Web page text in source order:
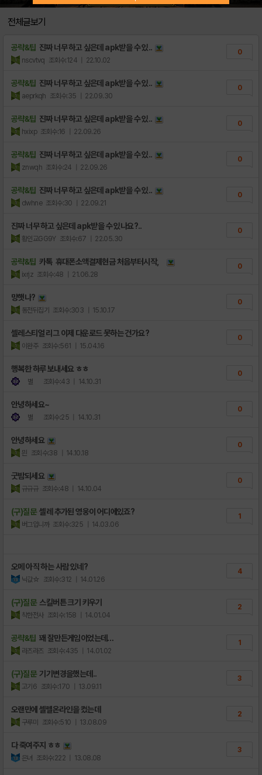
전체글보기
공략&팁 진짜 너무 하고 싶은데 apk받을 수 있..
nscvtvq 조회수:124 | 22.10.02
0
공략&팁 진짜 너무 하고 싶은데 apk받을 수 있..
aeprkqh 조회수:35 | 22.09.30
0
공략&팁 진짜 너무 하고 싶은데 apk받을 수 있..
hxixp 조회수:16 | 22.09.26
0
공략&팁 진짜 너무 하고 싶은데 apk받을 수 있..
znwqh 조회수:24 | 22.09.26
0
공략&팁 진짜 너무 하고 싶은데 apk받을 수 있..
dwhne 조회수:30 | 22.09.21
0
진짜 너무 하고 싶은데 apk받을 수 있나요?..
황인교GG9Y 조회수:67 | 22.05.30
0
공략&팁 카톡 휴대폰소액결제현금 처음부터시작，
ixrjz 조회수:48 | 21.06.28
0
망햇나?
동전뒤집기 조회수:303 | 15.10.17
0
셀레스티얼 리그 이제 다운로드 못하는 건가요?
이완주 조회수:561 | 15.04.16
0
행복한 하루 보내세요 ㅎㅎ
별 조회수:43 | 14.10.31
0
안녕하세요~
별 조회수:25 | 14.10.31
0
안녕하세요
믠 조회수:38 | 14.10.18
0
굿밤되세요
규규규 조회수:48 | 14.10.04
0
(구)질문 셀레 추가된 영웅이 어디에있죠?
버그입니까 조회수:325 | 14.03.06
1
오메 아직 하는 사람 있네?
닉값☆ 조회수:312 | 14.01.26
4
(구)질문 스킬버튼 크기 키우기
착한전사 조회수:158 | 14.01.04
2
공략&팁 꽤 잘만든게임이었는데…
라즈라즈 조회수:435 | 14.01.02
1
(구)질문 기기변경을했는데..
고기6 조회수:170 | 13.09.11
3
오랜만에 셀렐온라인을 켰는데
구루미 조회수:510 | 13.08.09
2
다 죽여주지 ㅎㅎ
은녀 조회수:222 | 13.08.08
3